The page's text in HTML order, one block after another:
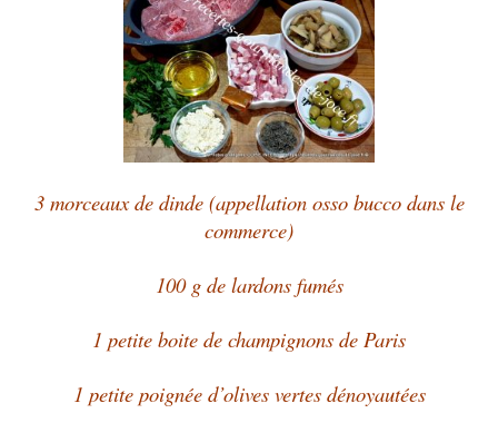
3 morceaux de dinde (appellation osso bucco dans le
commerce)
100 g de lardons fumés
1 petite boite de champignons de Paris
1 petite poignée d’olives vertes dénoyautées